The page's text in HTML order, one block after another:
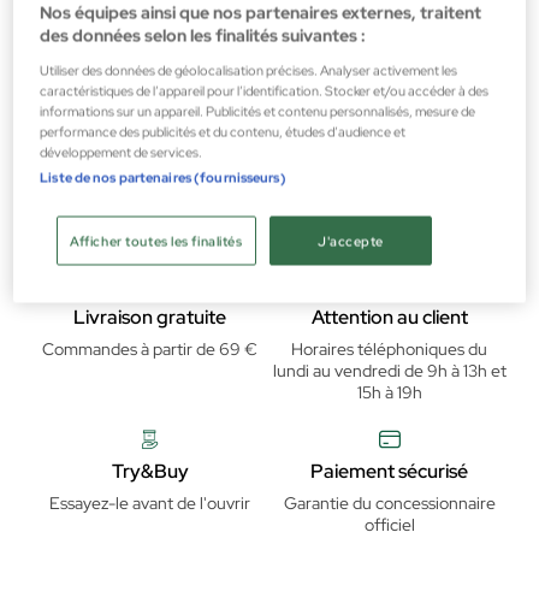
Fab Brows
Fab Brows Duo Eyebrow Stencil Coffret
Les sourcils
26,82 €
Livraison gratuite
Commandes à partir de 69 €
Attention au client
Horaires téléphoniques du
lundi au vendredi de 9h à 13h et
15h à 19h
Try&Buy
Essayez-le avant de l'ouvrir
Paiement sécurisé
Garantie du concessionnaire
officiel
Nos équipes ainsi que nos partenaires externes, traitent
des données selon les finalités suivantes :
Utiliser des données de géolocalisation précises. Analyser activement les
caractéristiques de l’appareil pour l’identification. Stocker et/ou accéder à des
informations sur un appareil. Publicités et contenu personnalisés, mesure de
performance des publicités et du contenu, études d’audience et
développement de services.
Liste de nos partenaires (fournisseurs)
J'accepte
Afficher toutes les finalités